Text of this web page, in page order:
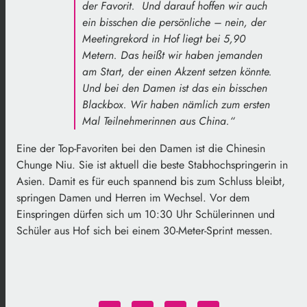
der Favorit. Und darauf hoffen wir auch
ein bisschen die persönliche – nein, der
Meetingrekord in Hof liegt bei 5,90
Metern. Das heißt wir haben jemanden
am Start, der einen Akzent setzen könnte.
Und bei den Damen ist das ein bisschen
Blackbox. Wir haben nämlich zum ersten
Mal Teilnehmerinnen aus China.“
Eine der Top-Favoriten bei den Damen ist die Chinesin
Chunge Niu. Sie ist aktuell die beste Stabhochspringerin in
Asien. Damit es für euch spannend bis zum Schluss bleibt,
springen Damen und Herren im Wechsel. Vor dem
Einspringen dürfen sich um 10:30 Uhr Schülerinnen und
Schüler aus Hof sich bei einem 30-Meter-Sprint messen.